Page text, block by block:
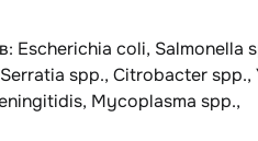
Escherichia coli, Salmonella
spp., Citrobacter spp.,
Mycoplasma spp.,